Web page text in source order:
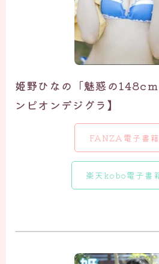
姫野ひなの「魅惑の
ンピオンデジグラ】
FANZA電子書
楽天kobo電子書